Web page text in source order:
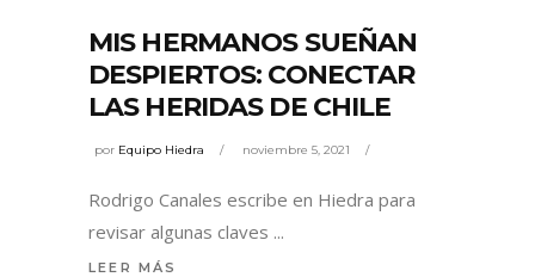
MIS HERMANOS SUEÑAN
DESPIERTOS: CONECTAR
LAS HERIDAS DE CHILE
por Equipo Hiedra noviembre 5, 2021
Rodrigo Canales escribe en Hiedra para
revisar algunas claves
LEER MÁS